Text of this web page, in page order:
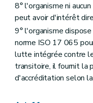
8° l'organisme ni
peut avoir d'intérêt
9° l'organisme
norme ISO 17 065
lutte intégrée contre
transitoire, il fournit la
d'accréditation selon